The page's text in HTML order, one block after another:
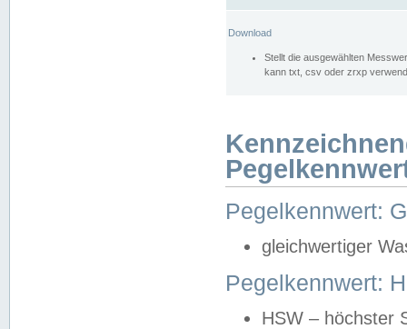
Download
Stellt die ausgewählten
kann txt, csv oder zrxp
Pegelkennwert:
gleichwertiger
Pegelkennwert:
HSW – höchster